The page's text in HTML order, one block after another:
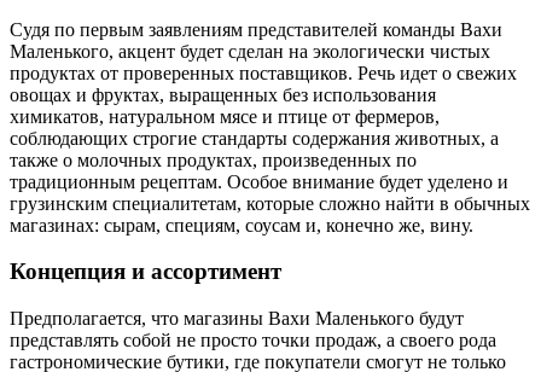
Судя по первым заявлениям представителей команды Вахи
Маленького, акцент будет сделан на экологически чистых
продуктах от проверенных поставщиков. Речь идет о свежих
овощах и фруктах, выращенных без использования
химикатов, натуральном мясе и птице от фермеров,
соблюдающих строгие стандарты содержания животных, а
также о молочных продуктах, произведенных по
традиционным рецептам. Особое внимание будет уделено и
грузинским специалитетам, которые сложно найти в обычных
магазинах: сырам, специям, соусам и, конечно же, вину.
Концепция и ассортимент
Предполагается, что магазины Вахи Маленького будут
представлять собой не просто точки продаж, а своего рода
гастрономические бутики, где покупатели смогут не только